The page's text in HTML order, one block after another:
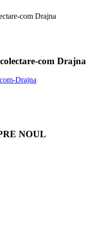
com Drajna
com Drajna
Drajna
NOUL